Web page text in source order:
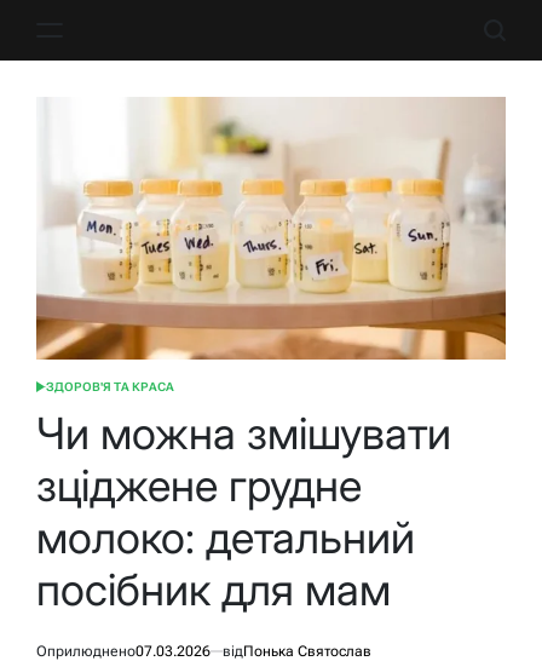
ОПУБЛІКУВАТИ
ЗДОРОВ'Я ТА КРАСА
Чи можна змішувати
зціджене грудне
молоко: детальний
посібник для мам
Оприлюднено07.03.2026 відПонька Святослав